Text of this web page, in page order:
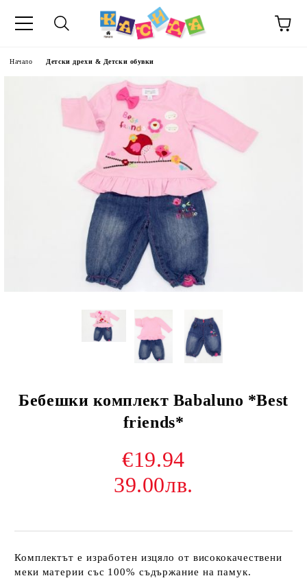
Начало Детски дрехи & Детски обувки
Бебешки комплект Babaluno *Best
friends*
€19.94
39.00лв.
Комплектът е изработен изцяло от висококачествени
меки материи със 100% съдържание на памук.